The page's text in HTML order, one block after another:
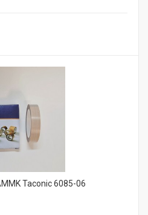
Taconic 6085-06